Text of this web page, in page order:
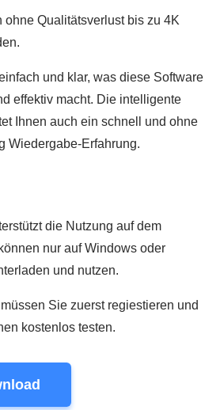
ohne Qualitätsverlust bis zu 4K
und klar, was diese Software
effektiv macht. Die intelligente
Ihnen auch ein schnell und ohne
Wiedergabe-Erfahrung.
die Nutzung auf dem
nur auf Windows oder
und nutzen.
Sie zuerst regiestieren und
kostenlos testen.